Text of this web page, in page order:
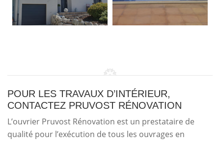
POUR LES TRAVAUX D’INTÉRIEUR,
CONTACTEZ PRUVOST RÉNOVATION
L’ouvrier Pruvost Rénovation est un prestataire de
qualité pour l’exécution de tous les ouvrages en